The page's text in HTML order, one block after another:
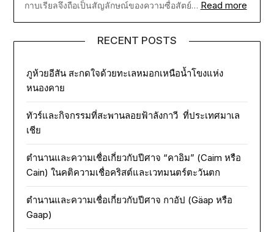
กาบเรียลจึงถือเป็นสัญลักษณ์ของความซื่อสัตย์… Read more
RECENT POSTS
ภูห้วยอีสัน สะกดใจด้วยทะเลหมอกเหนือน้ำโขงแห่ง
หนองคาย
ทัวร์และกิจกรรมที่สะพานลอยฟ้าลังกาวี ที่ประเทศมาเล
เชีย
ตำนานและความเชื่อเกี่ยวกับปีศาจ “คาอิม” (Caim หรือ
Cain) ในคติความเชื่อคริสต์และเวทมนตร์ตะวันตก
ตำนานและความเชื่อเกี่ยวกับปีศาจ กาอัป (Gäap หรือ
Gaap)